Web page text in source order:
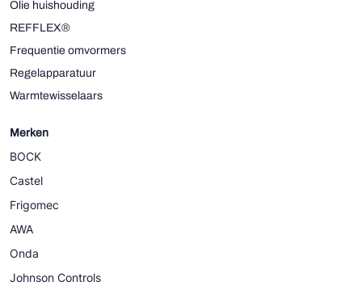
Olie huishouding
REFFLEX®
Frequentie omvormers
Regelapparatuur
Warmtewisselaars
Merken
BOCK
Castel
Frigomec
AWA
Onda
Johnson Controls